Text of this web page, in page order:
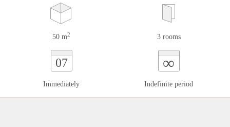
50 m2 3 rooms
07
Immediately
∞
Indefinite period